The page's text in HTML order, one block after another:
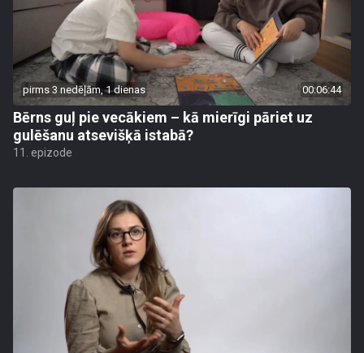
pirms 3 nedēļām, 1 dienas 00:06:44
Bērns guļ pie vecākiem – kā mierīgi pāriet uz
gulēšanu atsevišķā istabā?
11. epizode